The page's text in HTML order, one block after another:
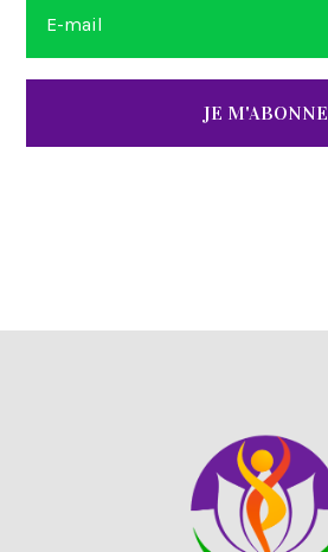
JE M'ABONNE